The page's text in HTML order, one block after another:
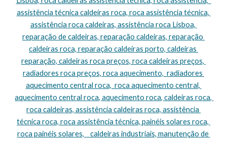
assistência técnica caldeiras roca, roca assistência técnica,
assistência roca caldeiras, assistência roca Lisboa,
reparação de caldeiras, reparação caldeiras, reparação
caldeiras roca, reparação caldeiras porto, caldeiras
reparação, caldeiras roca preços, roca caldeiras preços,
radiadores roca preços, roca aquecimento,  radiadores
aquecimento central roca,  roca aquecimento central,
aquecimento central roca, aquecimento roca, caldeiras roca,
roca caldeiras, assistência caldeiras roca, assistência
técnica roca, roca assistência técnica, painéis solares roca,
roca painéis solares,    caldeiras industriais, manutenção de